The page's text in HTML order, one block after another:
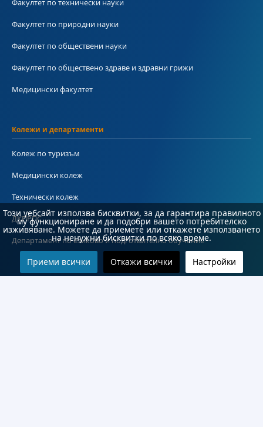
Факултет по природни науки
Факултет по обществени науки
Факултет по обществено здраве и здравни грижи
Медицински факултет
Колежи и департаменти
Колеж по туризъм
Медицински колеж
Технически колеж
ДКПРПС
Департамент по езиково и подготвително обучение
Този уебсайт използва бисквитки, за да гарантира правилното
му функциониране и да подобри вашето потребителско
изживяване. Можете да приемете или откажете използването
на ненужни бисквитки по всяко време.
Приеми всички Откажи всички Настройки